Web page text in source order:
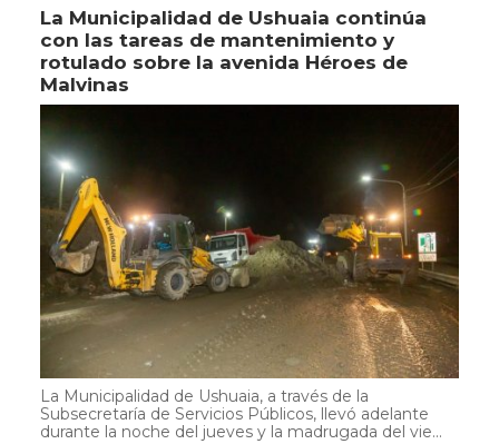
La Municipalidad de Ushuaia continúa
con las tareas de mantenimiento y
rotulado sobre la avenida Héroes de
Malvinas
La Municipalidad de Ushuaia, a través de la
Subsecretaría de Servicios Públicos, llevó adelante
durante la noche del jueves y la madrugada del vie...